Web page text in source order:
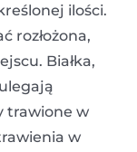
ilości.
rozłożona,
Białka,
trawione w
w